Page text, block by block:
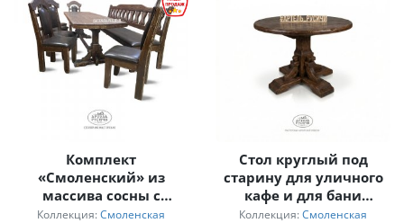
Комплект
«Смоленский» из
массива сосны с
мягкими сиденьями
Коллекция: Смоленская
Стол круглый под
старину для уличного
кафе и для бани
«Смоленский» на 2
Коллекция: Смоленская